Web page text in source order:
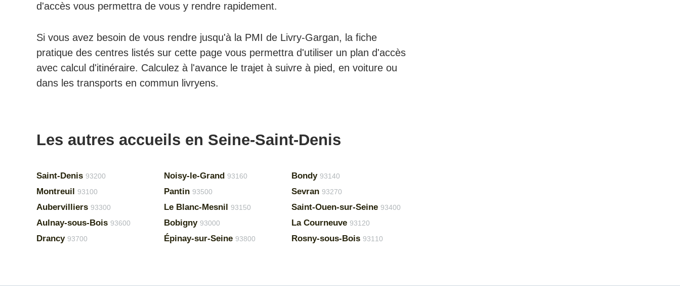
d'accès vous permettra de vous y rendre rapidement.
Si vous avez besoin de vous rendre jusqu'à la PMI de Livry-Gargan, la fiche
pratique des centres listés sur cette page vous permettra d'utiliser un plan d'accès
avec calcul d'itinéraire. Calculez à l'avance le trajet à suivre à pied, en voiture ou
dans les transports en commun livryens.
Les autres accueils en Seine-Saint-Denis
Saint-Denis 93200
Montreuil 93100
Aubervilliers 93300
Aulnay-sous-Bois 93600
Drancy 93700
Noisy-le-Grand 93160
Pantin 93500
Le Blanc-Mesnil 93150
Bobigny 93000
Épinay-sur-Seine 93800
Bondy 93140
Sevran 93270
Saint-Ouen-sur-Seine 93400
La Courneuve 93120
Rosny-sous-Bois 93110